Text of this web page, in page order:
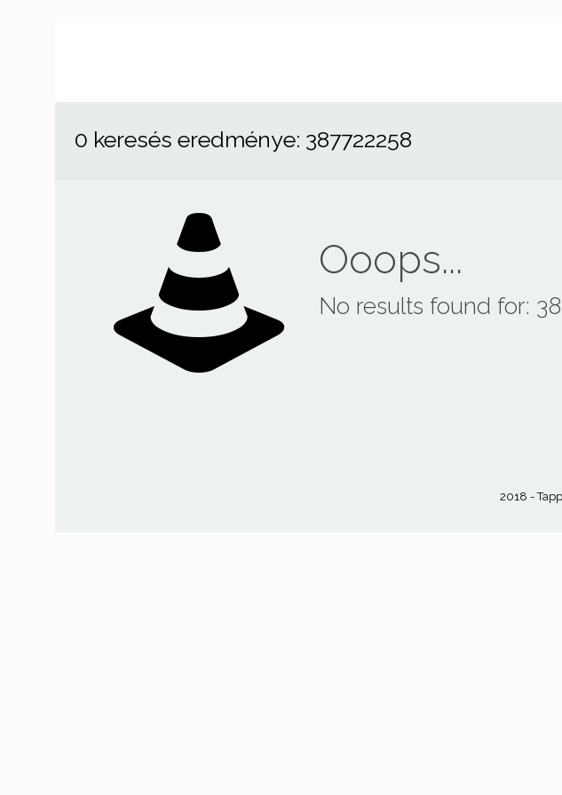
0 keresés eredménye: 387722258
Ooops...
No results found for:
2018 -